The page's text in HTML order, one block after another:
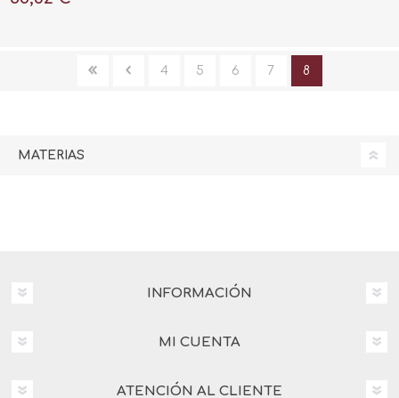
4 5 6 7 8
MATERIAS
INFORMACIÓN
MI CUENTA
ATENCIÓN AL CLIENTE